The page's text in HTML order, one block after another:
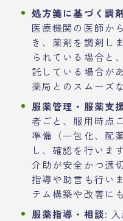
処方箋に基づく調
医療機関の医師か
き、薬剤を調剤し
られている場合と
託している場合が
薬局とのスムーズ
服薬管理・服薬支
者ごと、服用時点
準備（一包化、配
し、確認を行いま
介助が安全かつ適
指導や助言も行い
テム構築や改善に
服薬指導・相談: